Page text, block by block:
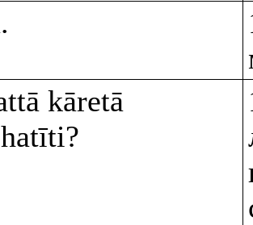
kāretā